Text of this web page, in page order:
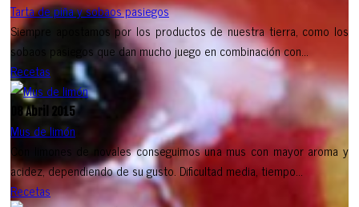
Tarta de piña y sobaos pasiegos
Siempre apostamos por los productos de nuestra tierra, como los
sobaos pasiegos que dan mucho juego en combinación con...
Recetas
08 Abril 2015
Mus de limón
Con limones de novales conseguimos una mus con mayor aroma y
acidez, dependiendo de su gusto. Dificultad media, tiempo...
Recetas